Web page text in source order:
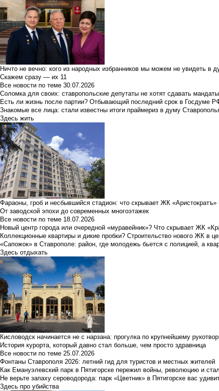
Ничто не вечно: кого из народных избранников мы можем не увидеть в
Скажем сразу — их 11
Все новости по теме 30.07.2026
Соломка для своих: ставропольские депутаты не хотят сдавать
Есть ли жизнь после партии? Отбывающий последний срок в Госдуме
Знакомые все лица: стали известны итоги праймериз в думу
Здесь жить
Фараоны, гроб и несбывшийся стадион: что скрывает ЖК «Аристократъ»
От заводской эпохи до современных многоэтажек
Все новости по теме 18.07.2026
Новый центр города или очередной «муравейник»? Что скрывает ЖК
Коллекционные квартиры и дикие пробки? Строительство нового ЖК в
«Сапожок» в Ставрополе: район, где молодежь бьется с полицией, а
Здесь отдыхать
Кисловодск начинается не с нарзана: прогулка по крупнейшему
История курорта, который давно стал больше, чем просто здравница
Все новости по теме 25.07.2026
Фонтаны Ставрополя 2026: летний гид для туристов и местных жителей
Как Емануэлевский парк в Пятигорске пережил войны, революцию и
Не верьте запаху сероводорода: парк «Цветник» в Пятигорске вас
Здесь про убийства